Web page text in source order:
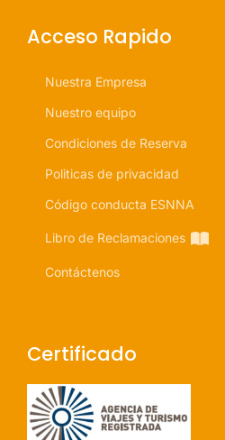
Acceso Rapido
Nuestra Empresa
Nuestro equipo
Condiciones de Reserva
Politicas de privacidad
Código conducta ESNNA
Libro de Reclamaciones
Contáctenos
Certificado